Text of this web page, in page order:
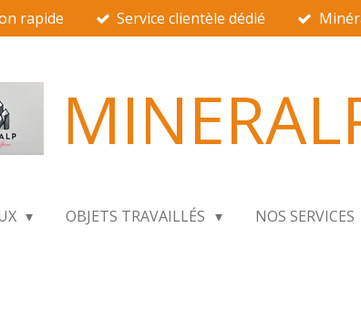
rapide Service clientèle dédié
OBJETS TRAVAILLÉS NOS SERVICES